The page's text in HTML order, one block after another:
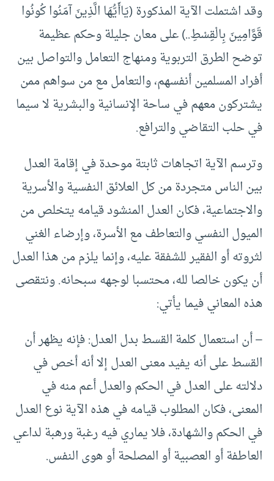
وقد اشتملت الآية المذكورة (يَاأَيُّهَا الَّذِينَ آمَنُوا كُونُوا
قَوَّامِينَ بِالْقِسْطِ..) على معان جليلة وحكم عظيمة
توضح الطرق التربوية ومنهاج التعامل والتواصل بين
أفراد المسلمين أنفسهم، والتعامل مع من سواهم ممن
يشتركون معهم في ساحة الإنسانية والبشرية لا سيما
في حلب التقاضي والترافع.
وترسم الآية اتجاهات ثابتة موحدة في إقامة العدل
بين الناس متجردة من كل العلائق النفسية والأسرية
والاجتماعية، فكان العدل المنشود قيامه يتخلص من
الميول النفسي والتعاطف مع الأسرة، وإرضاء الغني
لثروته أو الفقير للشفقة عليه، وإنما يلزم من هذا العدل
أن يكون خالصا لله، محتسبا لوجهه سبحانه. ونتقصى
هذه المعاني فيما يأتي:
– أن استعمال كلمة القسط بدل العدل: فإنه يظهر أن
القسط على أنه يفيد معنى العدل إلا أنه أخص في
دلالته على العدل في الحكم والعدل أعم منه في
المعنى، فكان المطلوب قيامه في هذه الآية نوع العدل
في الحكم والشهادة، فلا يماري فيه رغبة ورهبة لداعي
العاطفة أو العصبية أو المصلحة أو هوى النفس.